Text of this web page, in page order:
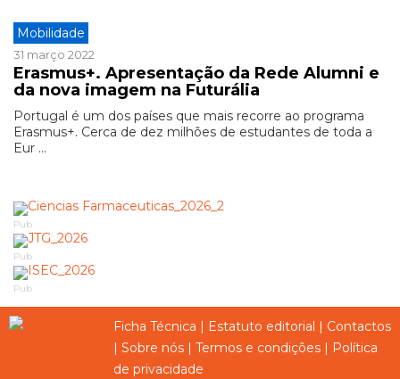
Mobilidade
31 março 2022
Erasmus+. Apresentação da Rede Alumni e
da nova imagem na Futurália
Portugal é um dos países que mais recorre ao programa
Erasmus+. Cerca de dez milhões de estudantes de toda a
Eur ...
Pub
Pub
Pub
Ficha Técnica | Estatuto editorial | Contactos
| Sobre nós | Termos e condições | Política
de privacidade